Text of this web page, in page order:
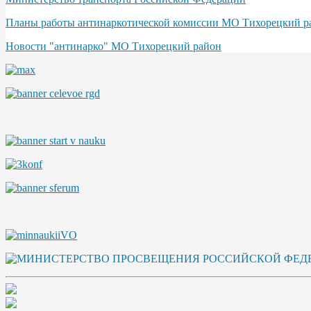
Планы работы антинаркотической комиссии МО Тихорецкий
Новости "антинарко" МО Тихорецкий район